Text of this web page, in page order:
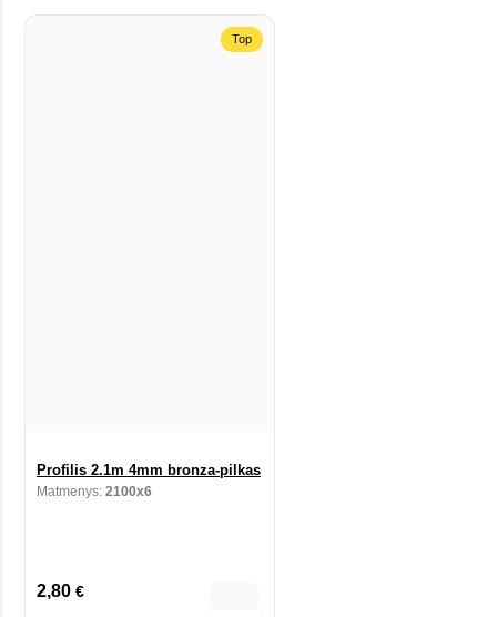
Top
Profilis 2.1m 4mm bronza-pilkas
Matmenys: 2100x6
2,80 €